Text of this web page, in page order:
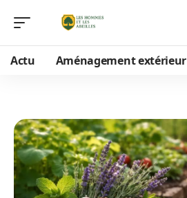
Actu Aménagement extérieur